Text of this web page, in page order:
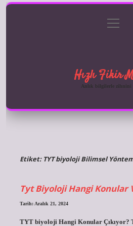
Gizlilik Politikası
menüyü
aç
Hızlı Fikir
Anlık bilgilerle zihnini
Etiket: TYT biyoloji Bilimsel
Tyt Biyoloji Hangi Konular
Tarih: Aralık 21, 2024
TYT biyoloji Hangi Konular Çıkıyor?